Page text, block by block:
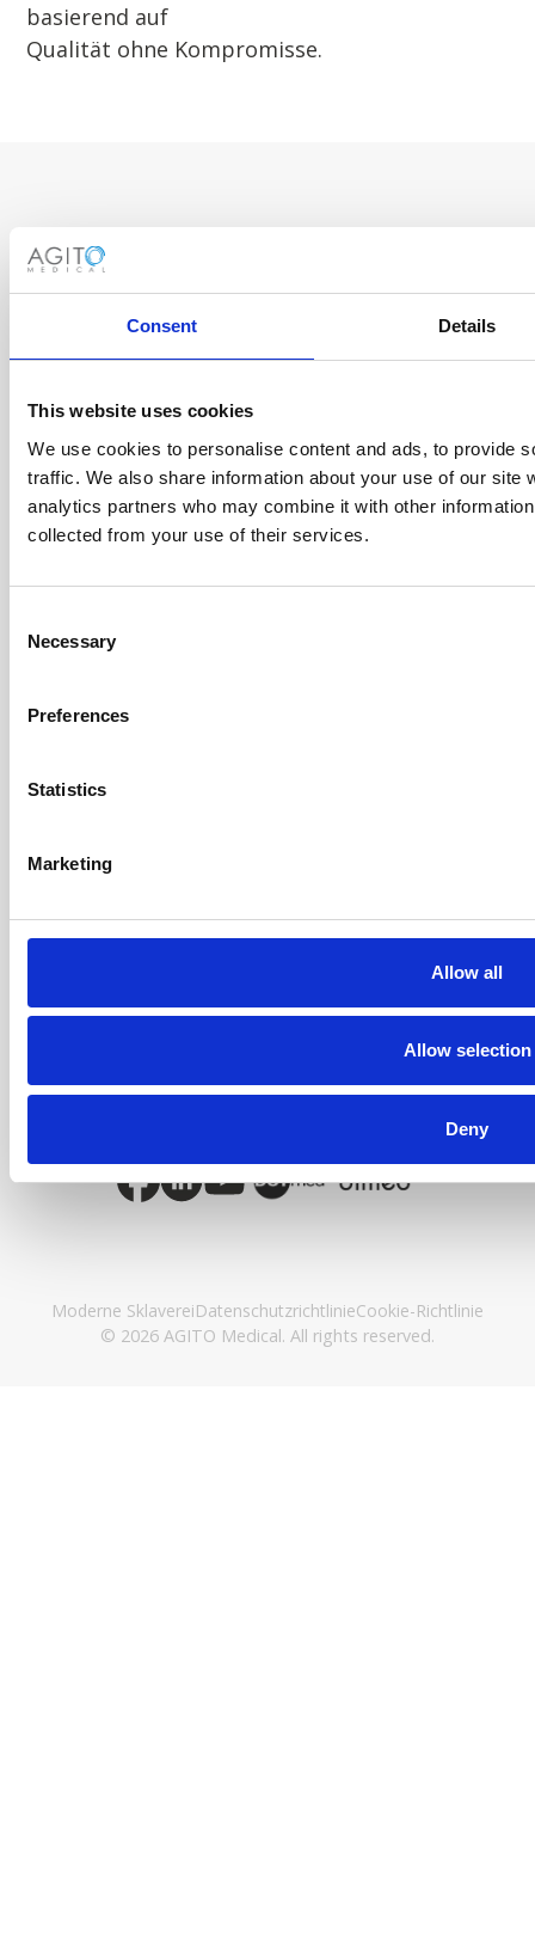
Consent Details
This website uses cookies
We use cookies to personalise content and ads, to provide
traffic. We also share information about your use of our site
analytics partners who may combine it with other
collected from your use of their services.
Selection
Necessary
Preferences
Statistics
Marketing
Allow all
Allow selection
Deny
basierend auf
Qualität ohne Kompromisse.
VEREINIGTES KÖNIGREICH
KONTAKTINFORMATIONEN
Info@agitomedical.com
© 2026 AGITO Medical. All rights reserved.
Moderne SklavereiDatenschutzrichtlinieCookie-Richtlinie